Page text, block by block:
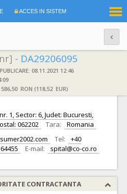
ACCES IN SISTEM
- DA29206095
08.11.2021 12:46
586,50 RON (118,52 EUR)
2002 S.R.L. S.R.L.
1, Sector: 6, Judet: Bucuresti,
062202
Tara:
Romania
Tel:
+40
E-mail: spital@co-co.ro
CONTRACTANTA